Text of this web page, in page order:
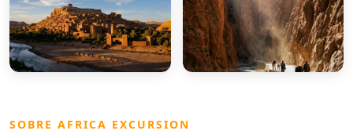
SOBRE AFRICA EXCURSION